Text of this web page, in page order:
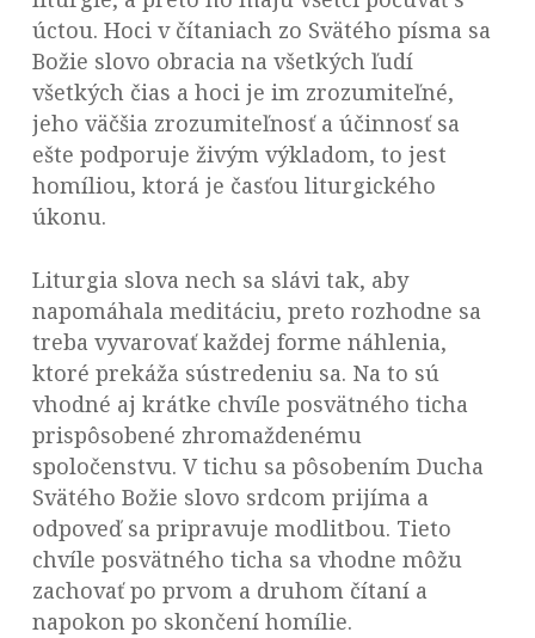
úctou. Hoci v čítaniach zo Svätého písma sa
Božie slovo obracia na všetkých ľudí
všetkých čias a hoci je im zrozumiteľné,
jeho väčšia zrozumiteľnosť a účinnosť sa
ešte podporuje živým výkladom, to jest
homíliou, ktorá je časťou liturgického
úkonu.
Liturgia slova nech sa slávi tak, aby
napomáhala meditáciu, preto rozhodne sa
treba vyvarovať každej forme náhlenia,
ktoré prekáža sústredeniu sa. Na to sú
vhodné aj krátke chvíle posvätného ticha
prispôsobené zhromaždenému
spoločenstvu. V tichu sa pôsobením Ducha
Svätého Božie slovo srdcom prijíma a
odpoveď sa pripravuje modlitbou. Tieto
chvíle posvätného ticha sa vhodne môžu
zachovať po prvom a druhom čítaní a
napokon po skončení homílie.